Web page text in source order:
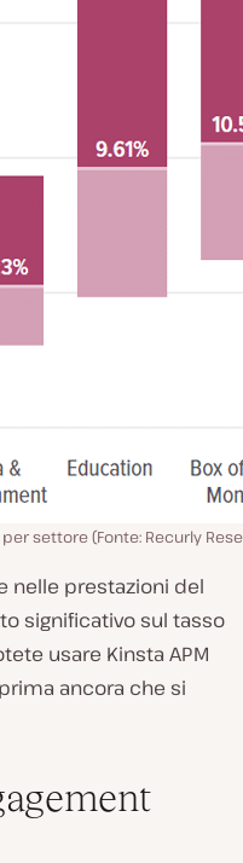
settore (Fonte: Recurly
nelle prestazioni del
significativo sul tasso
usare Kinsta APM
ancora che si